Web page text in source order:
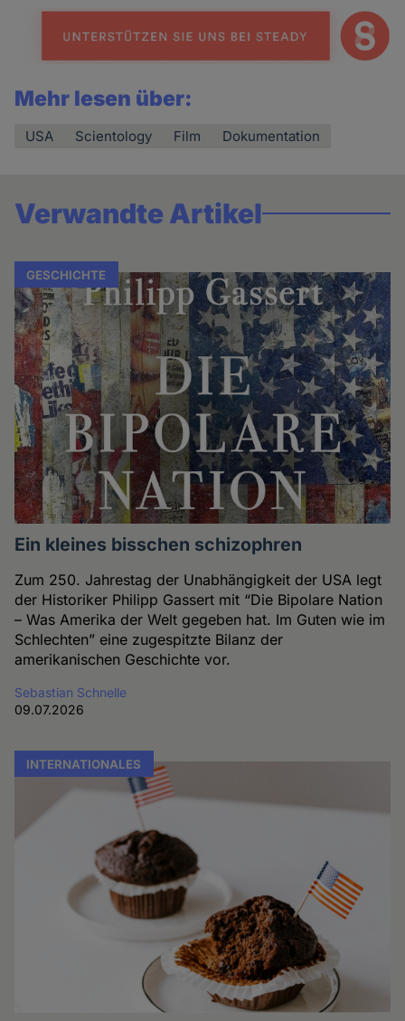
Mehr lesen über:
USA Scientology Film Dokumentation
Verwandte Artikel
GESCHICHTE
Ein kleines bisschen schizophren
Zum 250. Jahrestag der Unabhängigkeit der USA legt
der Historiker Philipp Gassert mit “Die Bipolare Nation
– Was Amerika der Welt gegeben hat. Im Guten wie im
Schlechten” eine zugespitzte Bilanz der
amerikanischen Geschichte vor.
Sebastian Schnelle
09.07.2026
INTERNATIONALES